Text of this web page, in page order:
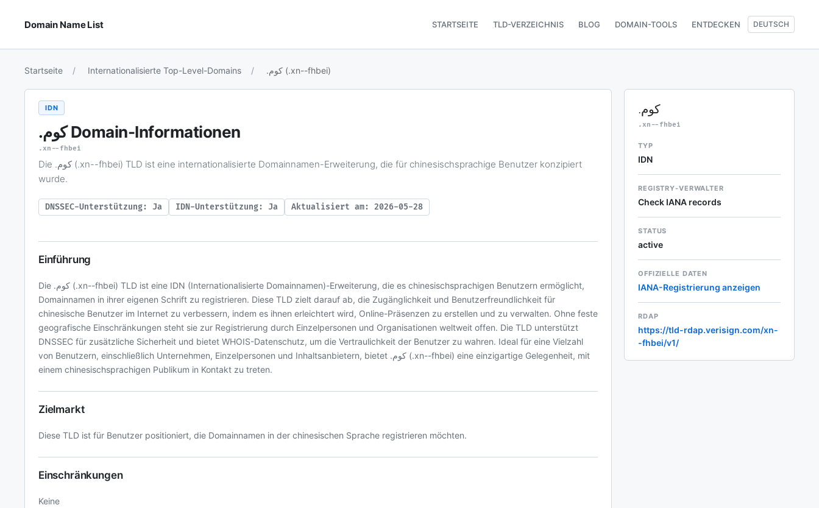
Domain Name List STARTSEITE TLD-VERZEICHNIS BLOG DOMAIN-TOOLS ENTDECKEN DEUTSCH
Startseite Internationalisierte Top-Level-Domains .كوم (.xn--fhbei)
IDN
.كوم Domain-Informationen
.xn--fhbei
Die .كوم (.xn--fhbei) TLD ist eine internationalisierte Domainnamen-Erweiterung, die für chinesischsprachige Benutzer konzipiert
wurde.
DNSSEC-Unterstützung: Ja IDN-Unterstützung: Ja Aktualisiert am: 2026-05-28
Einführung
Die .كوم (.xn--fhbei) TLD ist eine IDN (Internationalisierte Domainnamen)-Erweiterung, die es chinesischsprachigen Benutzern ermöglicht,
Domainnamen in ihrer eigenen Schrift zu registrieren. Diese TLD zielt darauf ab, die Zugänglichkeit und Benutzerfreundlichkeit für
chinesische Benutzer im Internet zu verbessern, indem es ihnen erleichtert wird, Online-Präsenzen zu erstellen und zu verwalten. Ohne feste
geografische Einschränkungen steht sie zur Registrierung durch Einzelpersonen und Organisationen weltweit offen. Die TLD unterstützt
DNSSEC für zusätzliche Sicherheit und bietet WHOIS-Datenschutz, um die Vertraulichkeit der Benutzer zu wahren. Ideal für eine Vielzahl
von Benutzern, einschließlich Unternehmen, Einzelpersonen und Inhaltsanbietern, bietet .كوم (.xn--fhbei) eine einzigartige Gelegenheit, mit
einem chinesischsprachigen Publikum in Kontakt zu treten.
Zielmarkt
Diese TLD ist für Benutzer positioniert, die Domainnamen in der chinesischen Sprache registrieren möchten.
Einschränkungen
Keine
.كوم
.xn--fhbei
TYP
IDN
REGISTRY-VERWALTER
Check IANA records
STATUS
active
OFFIZIELLE DATEN
IANA-Registrierung anzeigen
RDAP
https://tld-rdap.verisign.com/xn-
-fhbei/v1/